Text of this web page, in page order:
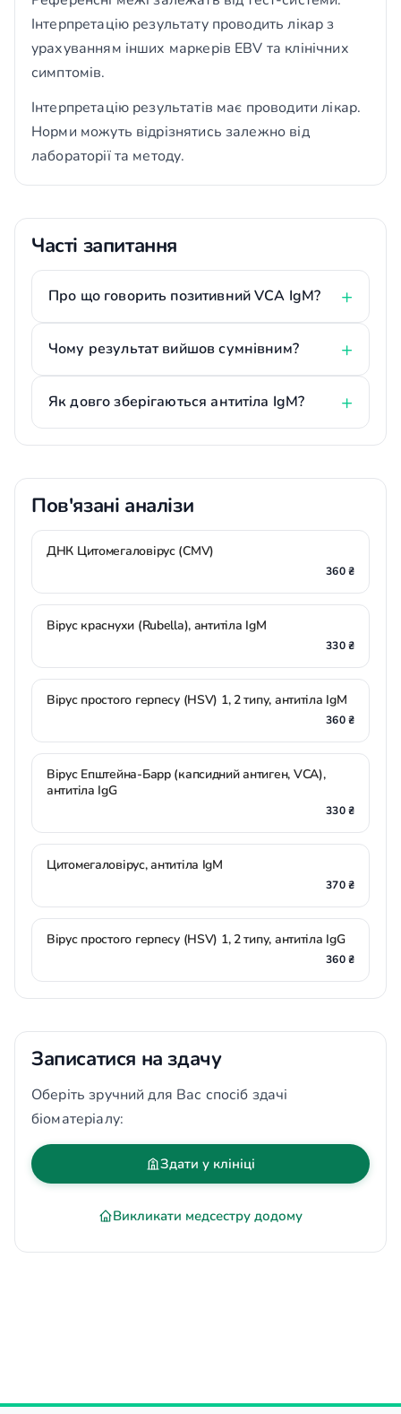
Інтерпретацію результату проводить лікар з
урахуванням інших маркерів EBV та клінічних
симптомів.
Інтерпретацію результатів має проводити лікар.
Норми можуть відрізнятись залежно від
лабораторії та методу.
Часті запитання
Про що говорить позитивний VCA IgM?
Чому результат вийшов сумнівним?
Як довго зберігаються антитіла IgM?
Пов'язані аналізи
ДНК Цитомегаловірус (CMV)
360 ₴
Вірус краснухи (Rubella), антитіла IgМ
330 ₴
Вірус простого герпесу (HSV) 1, 2 типу, антитіла IgM
360 ₴
Вірус Епштейна-Барр (капсидний антиген, VCA),
антитіла IgG
330 ₴
Цитомегаловірус, антитіла IgM
370 ₴
Вірус простого герпесу (HSV) 1, 2 типу, антитіла IgG
360 ₴
Записатися на здачу
Оберіть зручний для Вас спосіб здачі
біоматеріалу:
Здати у клініці
Викликати медсестру додому